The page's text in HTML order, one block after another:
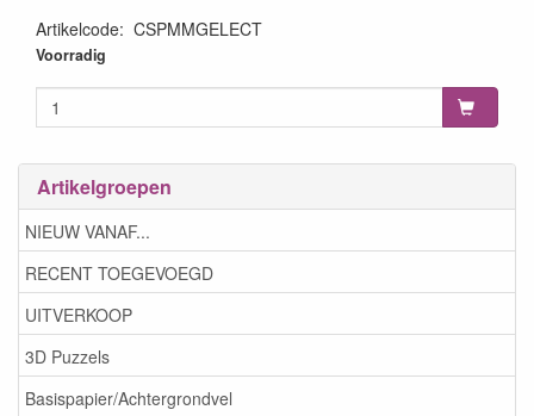
Artikelgroepen
NIEUW VANAF...
RECENT TOEGEVOEGD
UITVERKOOP
3D Puzzels
Basispapier/Achtergrondvel
Artikelcode: CSPMMGELECT
5055260913756
Voorradig